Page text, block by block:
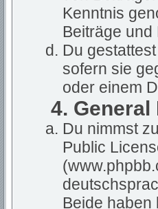
Kenntnis
Beiträge
Du
sofern sie
oder einem
4.
Du nimmst
Public
Beide haben